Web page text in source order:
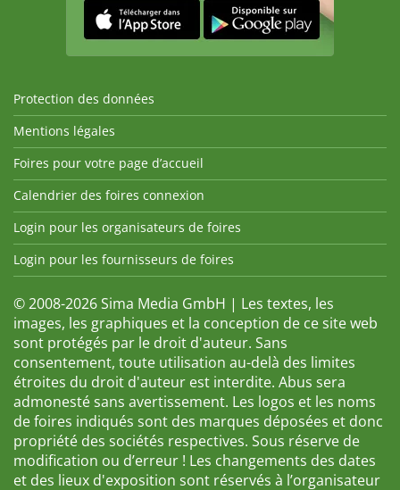
Protection des données
Mentions légales
Foires pour votre page d’accueil
Calendrier des foires connexion
Login pour les organisateurs de foires
Login pour les fournisseurs de foires
© 2008-2026 Sima Media GmbH | Les textes, les
images, les graphiques et la conception de ce site web
sont protégés par le droit d'auteur. Sans
consentement, toute utilisation au-delà des limites
étroites du droit d'auteur est interdite. Abus sera
admonesté sans avertissement. Les logos et les noms
de foires indiqués sont des marques déposées et donc
propriété des sociétés respectives. Sous réserve de
modification ou d’erreur ! Les changements des dates
et des lieux d'exposition sont réservés à l’organisateur